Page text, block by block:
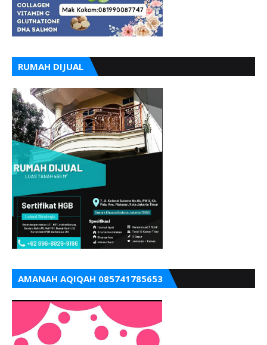
RUMAH DIJUAL
AMANAH AQIQAH 085741785653